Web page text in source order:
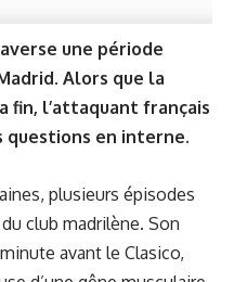
une période
Alors que la
fin, l’attaquant français
questions en interne.
plusieurs épisodes
club madrilène. Son
avant le Clasico,